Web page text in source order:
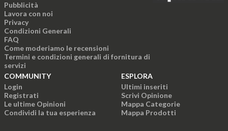
Pubblicità
Lavora con noi
Privacy
Condizioni Generali
FAQ
Come moderiamo le recensioni
Termini e condizioni generali di fornitura di
servizi
COMMUNITY
Login
Registrati
Le ultime Opinioni
Condividi la tua esperienza
ESPLORA
Ultimi inseriti
Scrivi Opinione
Mappa Categorie
Mappa Prodotti